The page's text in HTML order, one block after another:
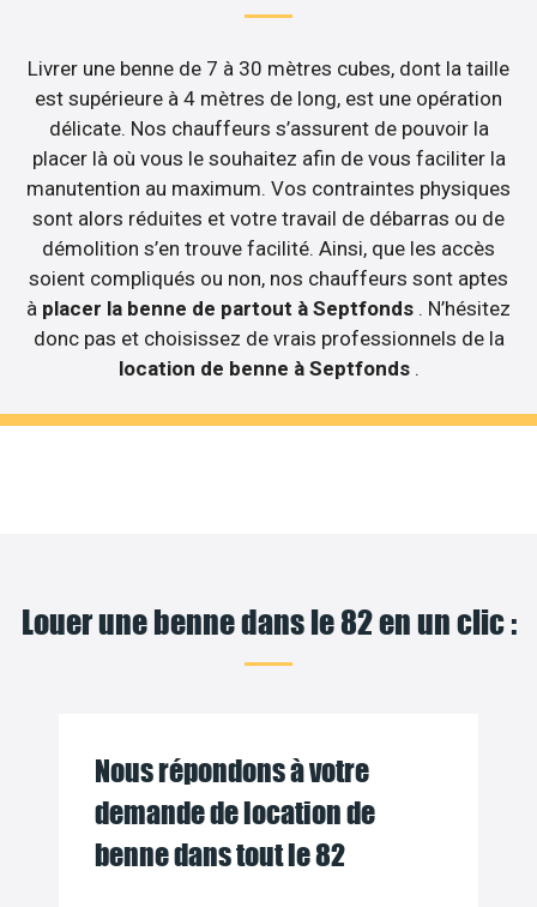
Livrer une benne de 7 à 30 mètres cubes, dont la taille
est supérieure à 4 mètres de long, est une opération
délicate. Nos chauffeurs s’assurent de pouvoir la
placer là où vous le souhaitez afin de vous faciliter la
manutention au maximum. Vos contraintes physiques
sont alors réduites et votre travail de débarras ou de
démolition s’en trouve facilité. Ainsi, que les accès
soient compliqués ou non, nos chauffeurs sont aptes
à placer la benne de partout à Septfonds . N’hésitez
donc pas et choisissez de vrais professionnels de la
location de benne à Septfonds .
Louer une benne dans le 82 en un clic :
Nous répondons à votre
demande de location de
benne dans tout le 82